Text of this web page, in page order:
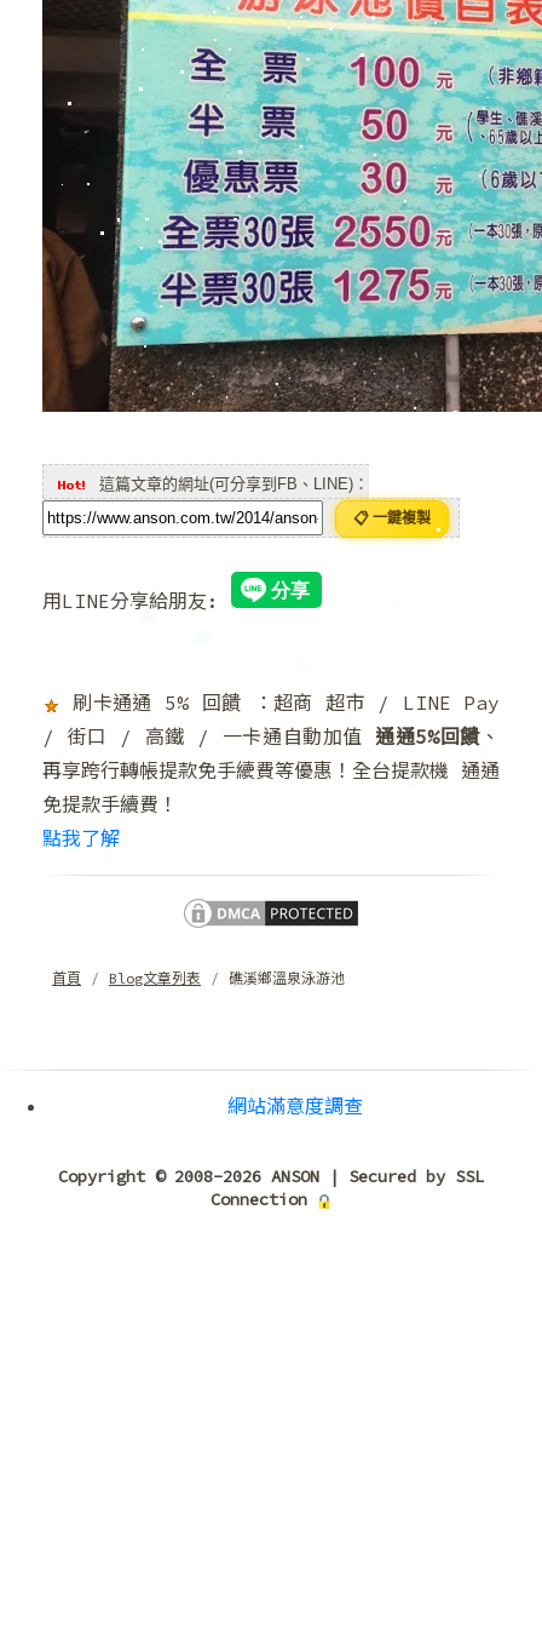
這篇文章的網址(可分享到FB、LINE)：
📋 一鍵複製
用LINE分享給朋友:
刷卡通通 5% 回饋 ：超商 超市 / LINE Pay
/ 街口 / 高鐵 / 一卡通自動加值通通5%回饋 、
再享跨行轉帳提款免手續費等優惠！全台提款機 通通
免提款手續費！
點我了解
首頁 Blog文章列表 礁溪鄉溫泉泳游池
網站滿意度調查
Copyright © 2008-2026 ANSON | Secured by SSL
Connection
❄
❄
❅
❆
❅
❅
❅